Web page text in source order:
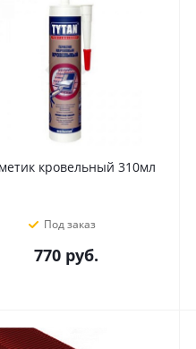
кровельный 310мл
Под заказ
770руб.